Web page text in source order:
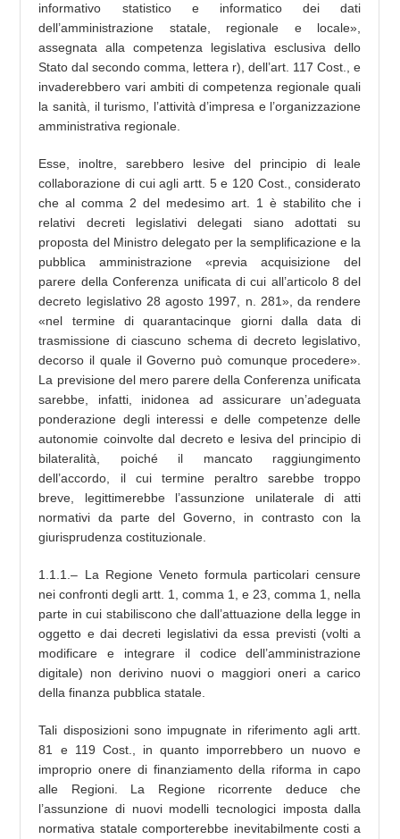
informativo statistico e informatico dei dati
dell’amministrazione statale, regionale e locale»,
assegnata alla competenza legislativa esclusiva dello
Stato dal secondo comma, lettera r), dell’art. 117 Cost., e
invaderebbero vari ambiti di competenza regionale quali
la sanità, il turismo, l’attività d’impresa e l’organizzazione
amministrativa regionale.
Esse, inoltre, sarebbero lesive del principio di leale
collaborazione di cui agli artt. 5 e 120 Cost., considerato
che al comma 2 del medesimo art. 1 è stabilito che i
relativi decreti legislativi delegati siano adottati su
proposta del Ministro delegato per la semplificazione e la
pubblica amministrazione «previa acquisizione del
parere della Conferenza unificata di cui all’articolo 8 del
decreto legislativo 28 agosto 1997, n. 281», da rendere
«nel termine di quarantacinque giorni dalla data di
trasmissione di ciascuno schema di decreto legislativo,
decorso il quale il Governo può comunque procedere».
La previsione del mero parere della Conferenza unificata
sarebbe, infatti, inidonea ad assicurare un’adeguata
ponderazione degli interessi e delle competenze delle
autonomie coinvolte dal decreto e lesiva del principio di
bilateralità, poiché il mancato raggiungimento
dell’accordo, il cui termine peraltro sarebbe troppo
breve, legittimerebbe l’assunzione unilaterale di atti
normativi da parte del Governo, in contrasto con la
giurisprudenza costituzionale.
1.1.1.– La Regione Veneto formula particolari censure
nei confronti degli artt. 1, comma 1, e 23, comma 1, nella
parte in cui stabiliscono che dall’attuazione della legge in
oggetto e dai decreti legislativi da essa previsti (volti a
modificare e integrare il codice dell’amministrazione
digitale) non derivino nuovi o maggiori oneri a carico
della finanza pubblica statale.
Tali disposizioni sono impugnate in riferimento agli artt.
81 e 119 Cost., in quanto imporrebbero un nuovo e
improprio onere di finanziamento della riforma in capo
alle Regioni. La Regione ricorrente deduce che
l’assunzione di nuovi modelli tecnologici imposta dalla
normativa statale comporterebbe inevitabilmente costi a